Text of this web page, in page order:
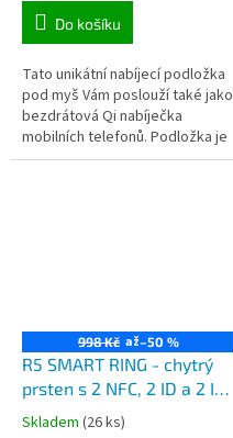
Do košíku
Tato unikátní nabíjecí podložka
pod myš Vám poslouží také jako
bezdrátová Qi nabíječka
mobilních telefonů. Podložka je
vyrobena z rychleschnoucího
998 Kč až–50 %
R5 SMART RING - chytrý
prsten s 2 NFC, 2 ID a 2 IC
moduly pro čtečky
Skladem (26 ks)